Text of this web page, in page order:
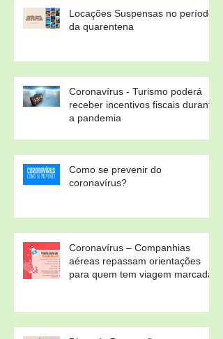
Locações Suspensas no período
da quarentena
Coronavírus - Turismo poderá
receber incentivos fiscais durante
a pandemia
Como se prevenir do
coronavírus?
Coronavírus – Companhias
aéreas repassam orientações
para quem tem viagem marcada